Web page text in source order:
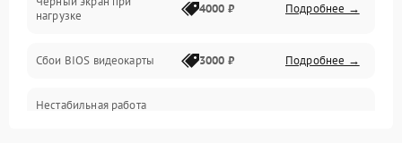
Электропитание
ПО
Электронные компоненты
нагрузке
4000 ₽ Подробнее →
Сбои BIOS видеокарты 3000 ₽ Подробнее →
Нестабильная работа